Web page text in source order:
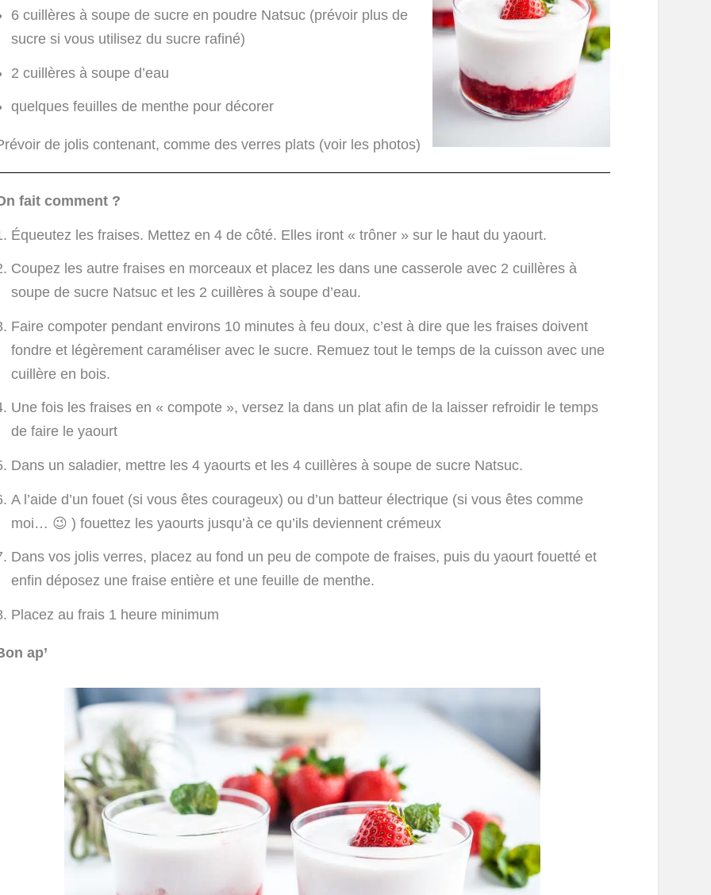
6 cuillères à soupe de sucre en poudre Natsuc (prévoir plus de
sucre si vous utilisez du sucre rafiné)
2 cuillères à soupe d’eau
quelques feuilles de menthe pour décorer
de jolis contenant, comme des verres plats (voir les photos)
fait comment ?
Équeutez les fraises. Mettez en 4 de côté. Elles iront « trôner » sur le haut du yaourt.
Coupez les autre fraises en morceaux et placez les dans une casserole avec 2 cuillères à
soupe de sucre Natsuc et les 2 cuillères à soupe d’eau.
Faire compoter pendant environs 10 minutes à feu doux, c’est à dire que les fraises doivent
fondre et légèrement caraméliser avec le sucre. Remuez tout le temps de la cuisson avec une
cuillère en bois.
Une fois les fraises en « compote », versez la dans un plat afin de la laisser refroidir le temps
de faire le yaourt
Dans un saladier, mettre les 4 yaourts et les 4 cuillères à soupe de sucre Natsuc.
A l’aide d’un fouet (si vous êtes courageux) ou d’un batteur électrique (si vous êtes comme
moi… 😉 ) fouettez les yaourts jusqu’à ce qu’ils deviennent crémeux
Dans vos jolis verres, placez au fond un peu de compote de fraises, puis du yaourt fouetté et
enfin déposez une fraise entière et une feuille de menthe.
Placez au frais 1 heure minimum
ap’